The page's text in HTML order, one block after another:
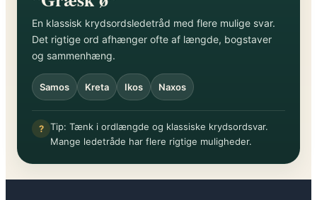
En klassisk krydsordsledetråd med flere mulige svar.
Det rigtige ord afhænger ofte af længde, bogstaver
og sammenhæng.
Samos Kreta Ikos Naxos
? Tip: Tænk i ordlængde og klassiske krydsordsvar.
Mange ledetråde har flere rigtige muligheder.